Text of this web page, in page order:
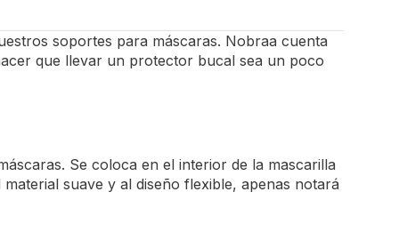
soportes para máscaras. Nobraa cuenta
que llevar un protector bucal sea un poco
Se coloca en el interior de la mascarilla
suave y al diseño flexible, apenas notará